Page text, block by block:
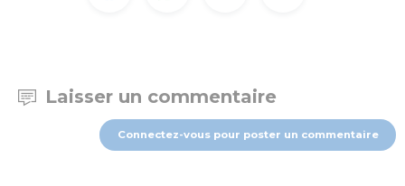
Laisser un commentaire
Connectez-vous pour poster un commentaire